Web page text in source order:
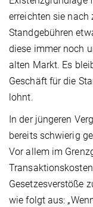
erreichten sie nach
Standgebühren
diese immer noch
alten Markt. Es
Geschäft für die
lohnt.
In der jüngeren
bereits schwierig
Vor allem im
Gesetzesverstöße
wie folgt aus: